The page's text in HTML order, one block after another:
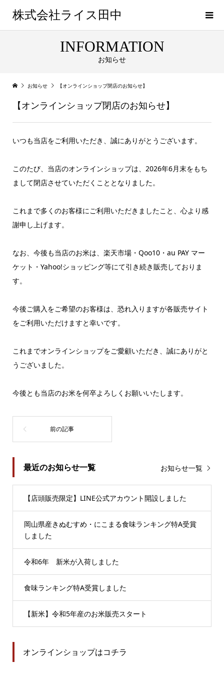
株式会社ライス田中
INFORMATION
お知らせ
お知らせ 【オンラインショップ閉店のお知らせ】
【オンラインショップ閉店のお知らせ】
いつも当店をご利用いただき、誠にありがとうございます。
このたび、当店のオンラインショップは、2026年6月末をもち
まして閉店させていただくこととなりました。
これまで多くのお客様にご利用いただきましたこと、心より感
謝申し上げます。
なお、今後も当店のお米は、楽天市場・Qoo10・au PAY マー
ケット・Yahoo!ショッピング等にて引き続き販売しておりま
す。
今後ご購入をご希望のお客様は、恐れ入りますが各販売サイト
をご利用いただけますと幸いです。
これまでオンラインショップをご愛顧いただき、誠にありがと
うございました。
今後とも当店のお米を何卒よろしくお願いいたします。
最近のお知らせ一覧 お知らせ一覧
【店頭販売限定】LINE公式アカウント開設しました
岡山県産きぬむすめ・にこまる食味ランキング特A受賞
しました
令和6年 新米が入荷しました
食味ランキング特A受賞しました
【新米】令和5年産のお米販売スタート
オンラインショップはコチラ